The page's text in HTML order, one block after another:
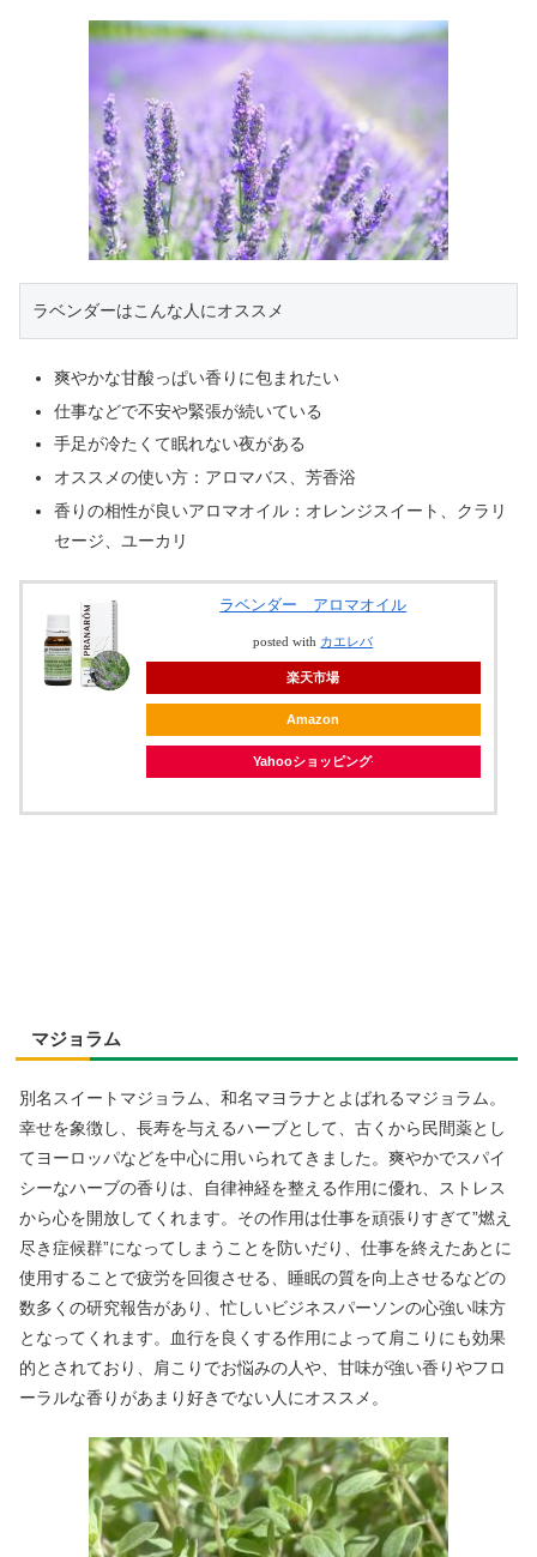
ラベンダーはこんな人にオススメ
爽やかな甘酸っぱい香りに包まれたい
仕事などで不安や緊張が続いている
手足が冷たくて眠れない夜がある
オススメの使い方：アロマバス、芳香浴
香りの相性が良いアロマオイル：オレンジスイート、クラリ
セージ、ユーカリ
ラベンダー アロマオイル
posted with カエレバ
楽天市場
Amazon
Yahooショッピング
マジョラム
別名スイートマジョラム、和名マヨラナとよばれるマジョラム。
幸せを象徴し、長寿を与えるハーブとして、古くから民間薬とし
てヨーロッパなどを中心に用いられてきました。爽やかでスパイ
シーなハーブの香りは、自律神経を整える作用に優れ、ストレス
から心を開放してくれます。その作用は仕事を頑張りすぎて”燃え
尽き症候群”になってしまうことを防いだり、仕事を終えたあとに
使用することで疲労を回復させる、睡眠の質を向上させるなどの
数多くの研究報告があり、忙しいビジネスパーソンの心強い味方
となってくれます。血行を良くする作用によって肩こりにも効果
的とされており、肩こりでお悩みの人や、甘味が強い香りやフロ
ーラルな香りがあまり好きでない人にオススメ。